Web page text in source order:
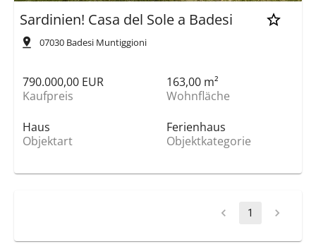
Sardinien! Casa del Sole a Badesi
07030 Badesi Muntiggioni
790.000,00 EUR
Kaufpreis
163,00 m²
Wohnfläche
Haus
Objektart
Ferienhaus
Objektkategorie
1